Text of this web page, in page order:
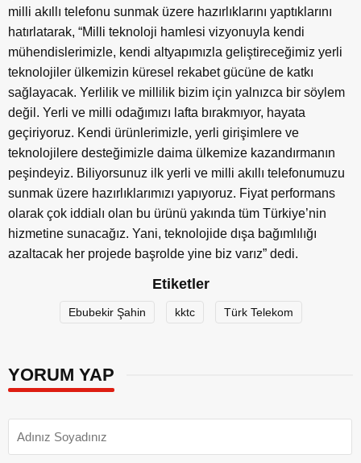
milli akıllı telefonu sunmak üzere hazırlıklarını yaptıklarını
hatırlatarak, “Milli teknoloji hamlesi vizyonuyla kendi
mühendislerimizle, kendi altyapımızla geliştireceğimiz yerli
teknolojiler ülkemizin küresel rekabet gücüne de katkı
sağlayacak. Yerlilik ve millilik bizim için yalnızca bir söylem
değil. Yerli ve milli odağımızı lafta bırakmıyor, hayata
geçiriyoruz. Kendi ürünlerimizle, yerli girişimlere ve
teknolojilere desteğimizle daima ülkemize kazandırmanın
peşindeyiz. Biliyorsunuz ilk yerli ve milli akıllı telefonumuzu
sunmak üzere hazırlıklarımızı yapıyoruz. Fiyat performans
olarak çok iddialı olan bu ürünü yakında tüm Türkiye’nin
hizmetine sunacağız. Yani, teknolojide dışa bağımlılığı
azaltacak her projede başrolde yine biz varız” dedi.
Etiketler
Ebubekir Şahin kktc Türk Telekom
YORUM YAP